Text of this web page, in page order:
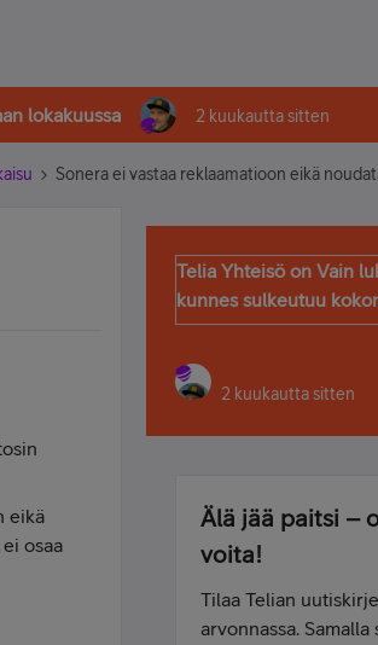
lokakuussa 2 kuukautta sitten
Sonera ei vastaa reklaamatioon eikä
eikä
osaa
Telia Yhteisö on Vain
kunnes sulkeutuu
2 kuukautta sitten
Älä jää paitsi –
voita!
Tilaa Telian
arvonnassa. Samalla